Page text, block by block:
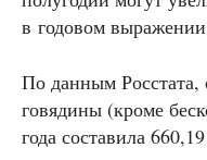
в годовом
По данным Росстата,
говядины (кроме
года составила